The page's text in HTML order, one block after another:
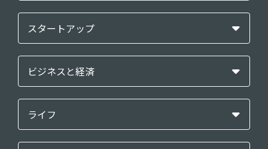
スタートアップ
ビジネスと経済
ライフ